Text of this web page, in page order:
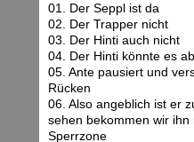
01. Der Seppl ist da
02. Der Trapper nicht
03. Der Hinti auch nicht
04. Der Hinti könnte es
05. Ante pausiert und
Rücken
06. Also angeblich ist er
sehen bekommen wir ihn
Sperrzone